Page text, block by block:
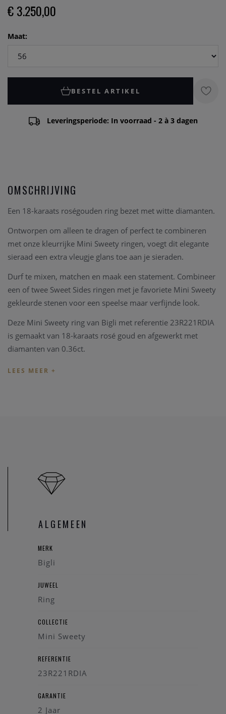
€ 3.250,00
Maat:
BESTEL ARTIKEL
Leveringsperiode: In voorraad - 2 à 3 dagen
OMSCHRIJVING
Een 18-karaats roségouden ring bezet met witte diamanten.
Ontworpen om alleen te dragen of perfect te combineren
met onze kleurrijke Mini Sweety ringen, voegt dit elegante
sieraad een extra vleugje glans toe aan je sieraden.
Durf te mixen, matchen en maak een statement. Combineer
een of twee Sweet Sides ringen met je favoriete Mini Sweety
gekleurde stenen voor een speelse maar verfijnde look.
Deze Mini Sweety ring van Bigli met referentie 23R221RDIA
is gemaakt van 18-karaats rosé goud en afgewerkt met
diamanten van 0.36ct.
De Bigli collectie is online te bestellen, maar evenzeer te
ALGEMEEN
MERK
Bigli
JUWEEL
Ring
COLLECTIE
Mini Sweety
REFERENTIE
23R221RDIA
GARANTIE
2 Jaar